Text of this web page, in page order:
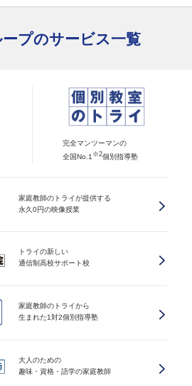
ープのサービス一覧
完全マンツーマンの
全国No.1 ※2個別指導塾
家庭教師のトライが提供する
永久0円の映像授業
トライの新しい
通信制高校サポート校
家庭教師のトライから
生まれた1対2個別指導塾
大人のための
趣味・資格・語学の家庭教師